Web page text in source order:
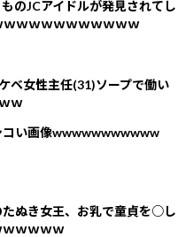
ものJCアイドルが発見されてし
ｗｗｗｗｗｗｗｗｗｗｗ
ベ女性主任(31)ソープで働い
ｗ
コい画像wwwwwwwwwww
たぬき女王、お乳で童貞を○し
ｗｗｗｗ